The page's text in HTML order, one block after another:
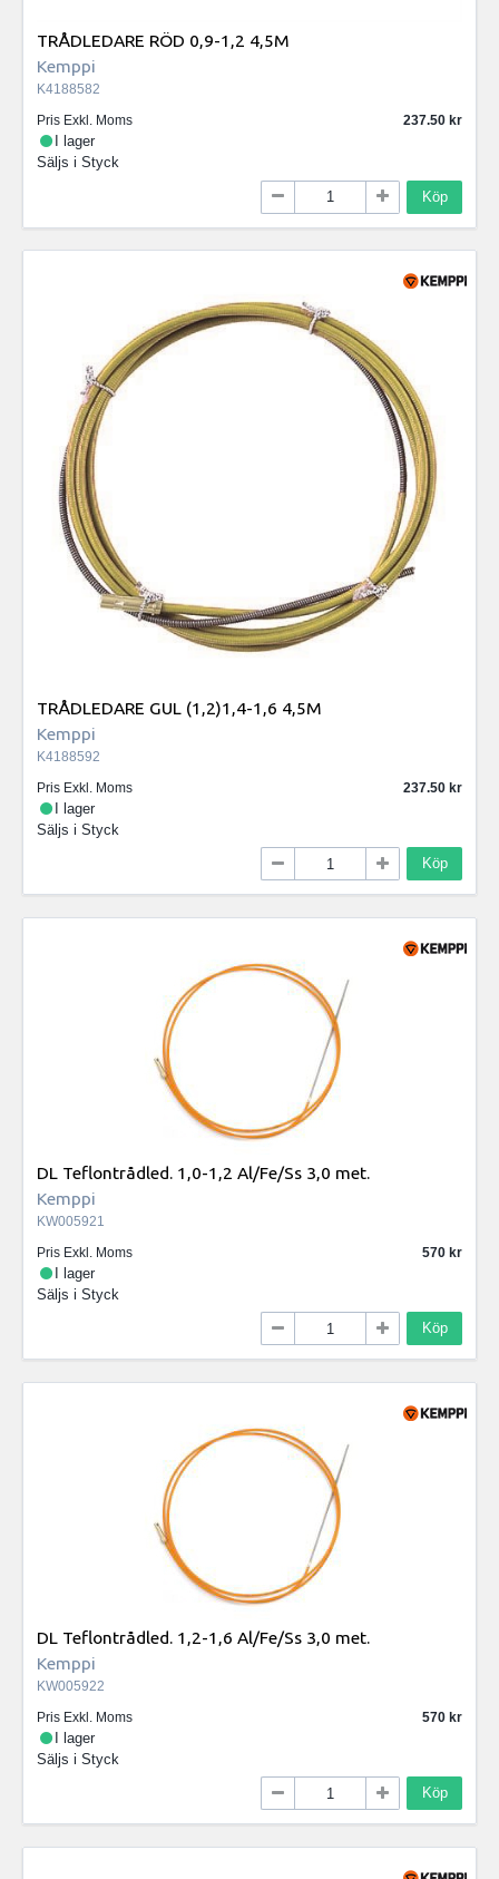
TRÅDLEDARE RÖD 0,9-1,2 4,5M
Kemppi
K4188582
Pris Exkl. Moms
237.50
I lager
Säljs i Styck
Köp
TRÅDLEDARE GUL (1,2)1,4-1,6 4,5M
Kemppi
K4188592
Pris Exkl. Moms
237.50
I lager
Säljs i Styck
Köp
DL Teflontrådled. 1,0-1,2 Al/Fe/Ss 3,0 met.
Kemppi
KW005921
Pris Exkl. Moms
570
I lager
Säljs i Styck
Köp
DL Teflontrådled. 1,2-1,6 Al/Fe/Ss 3,0 met.
Kemppi
KW005922
Pris Exkl. Moms
570
I lager
Säljs i Styck
Köp